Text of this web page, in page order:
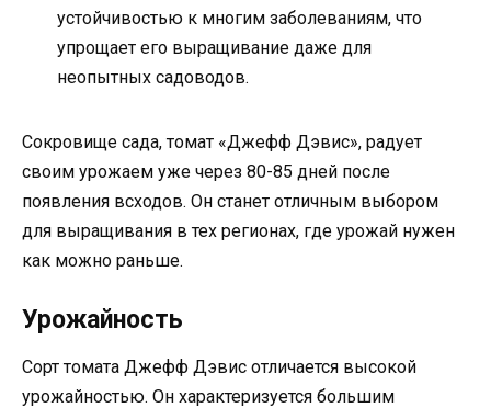
устойчивостью к многим заболеваниям, что
упрощает его выращивание даже для
неопытных садоводов.
Сокровище сада, томат «Джефф Дэвис», радует
своим урожаем уже через 80-85 дней после
появления всходов. Он станет отличным выбором
для выращивания в тех регионах, где урожай нужен
как можно раньше.
Урожайность
Сорт томата Джефф Дэвис отличается высокой
урожайностью. Он характеризуется большим